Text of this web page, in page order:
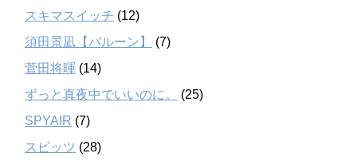
スキマスイッチ (12)
須田景凪【バルーン】
(7)
菅田将暉 (14)
ずっと真夜中でいいのに。
(25)
SPYAIR (7)
スピッツ (28)